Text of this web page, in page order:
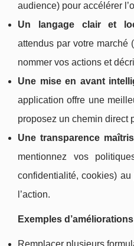
audience) pour accélérer
Un langage clair et
attendus par votre marché
nommer vos actions et
Une mise en avant
application offre une
proposez un chemin direct
Une transparence
mentionnez vos
confidentialité, cookies)
l’action.
Exemples